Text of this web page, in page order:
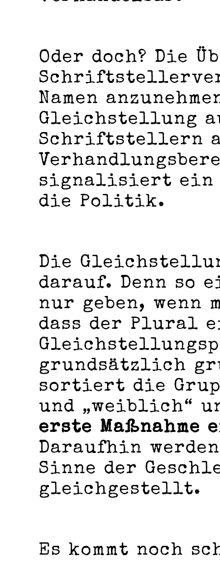
Oder doch? Die
Namen
Gleichstellung
Schriftstellern
signalisiert ein
die Politik.
Die
darauf. Denn so
nur geben,
dass der Plural
grundsätzlich
sortiert die
und „weiblich“
erste Maßnahme
Daraufhin
Sinne der
gleichgestellt.
Es kommt noch